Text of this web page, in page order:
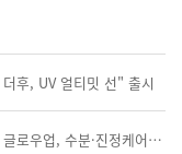
후, UV 얼티밋 선" 출시
, 수분·진정케어 4종" 출시